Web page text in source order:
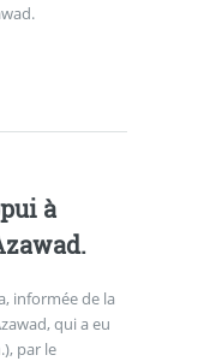
à
informée de la
qui a eu
par le